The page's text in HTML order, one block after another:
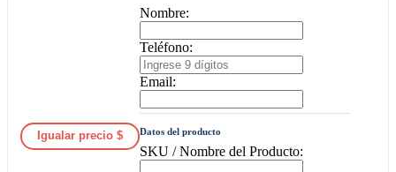
Igualar precio $
Nombre:
Teléfono:
Email:
Datos del producto
SKU / Nombre del Producto: